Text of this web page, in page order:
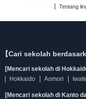
Tentang
【Cari sekolah
[Mencari sekolah di
Hokkaido
Aomori Iwate
[Mencari sekolah di Kanto